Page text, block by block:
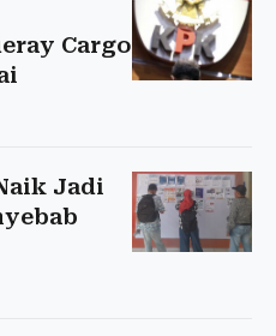
Cargo
Jadi